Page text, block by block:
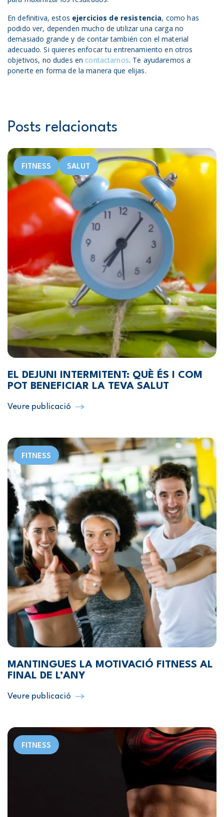
En definitiva, estos ejercicios de resistencia, como has
podido ver, dependen mucho de utilizar una carga no
demasiado grande y de contar también con el material
adecuado. Si quieres enfocar tu entrenamiento en otros
objetivos, no dudes en contactarnos. Te ayudaremos a
ponerte en forma de la manera que elijas.
Posts relacionats
FITNESS SALUT
EL DEJUNI INTERMITENT: QUÈ ÉS I COM
POT BENEFICIAR LA TEVA SALUT
Veure publicació
FITNESS
MANTINGUES LA MOTIVACIÓ FITNESS AL
FINAL DE L’ANY
Veure publicació
FITNESS